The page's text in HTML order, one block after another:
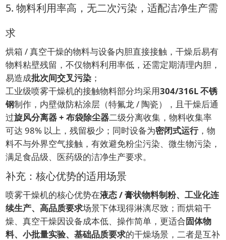
5. 物料利用率高，无二次污染，适配洁净生产需
求
烘箱 / 真空干燥的物料与设备内胆直接接触，干燥后易有
物料粘壁残留，不仅物料利用率低，还需定期清理内胆，
易造成批次间交叉污染 ；
工业级喷雾干燥机的接触物料部分均采用304/316L 不锈
钢制作，内壁做防粘涂层（特氟龙 / 陶瓷），且干燥后通
过旋风分离器 + 布袋除尘器二级分离收集，物料收集率
可达 98% 以上，残留极少；同时设备为密闭式运行，物
料不与外界空气接触，有效避免粉尘污染、微生物污染，
满足食品级、医药级的洁净生产要求。
补充：核心优势的适用场景
喷雾干燥机的核心优势在液态 / 膏状物料制粉、工业化连
续生产、高品质要求场景下体现得淋漓尽致；而烘箱干
燥、真空干燥因设备成本低、操作简单，更适合固体物
料、小批量实验、基础品质要求的干燥场景，二者是互补